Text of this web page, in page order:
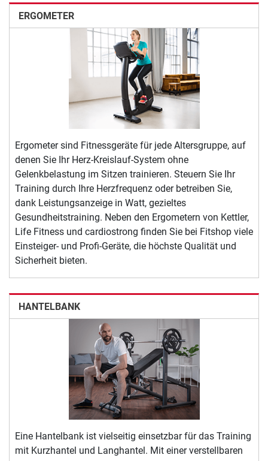
ERGOMETER
Ergometer sind Fitnessgeräte für jede Altersgruppe, auf
denen Sie Ihr Herz-Kreislauf-System ohne
Gelenkbelastung im Sitzen trainieren. Steuern Sie Ihr
Training durch Ihre Herzfrequenz oder betreiben Sie,
dank Leistungsanzeige in Watt, gezieltes
Gesundheitstraining. Neben den Ergometern von Kettler,
Life Fitness und cardiostrong finden Sie bei Fitshop viele
Einsteiger- und Profi-Geräte, die höchste Qualität und
Sicherheit bieten.
HANTELBANK
Eine Hantelbank ist vielseitig einsetzbar für das Training
mit Kurzhantel und Langhantel. Mit einer verstellbaren